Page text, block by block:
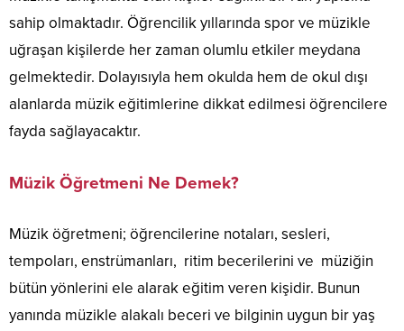
sahip olmaktadır. Öğrencilik yıllarında spor ve müzikle
uğraşan kişilerde her zaman olumlu etkiler meydana
gelmektedir. Dolayısıyla hem okulda hem de okul dışı
alanlarda müzik eğitimlerine dikkat edilmesi öğrencilere
fayda sağlayacaktır.
Müzik Öğretmeni Ne Demek?
Müzik öğretmeni; öğrencilerine notaları, sesleri,
tempoları, enstrümanları, ritim becerilerini ve müziğin
bütün yönlerini ele alarak eğitim veren kişidir. Bunun
yanında müzikle alakalı beceri ve bilginin uygun bir yaş